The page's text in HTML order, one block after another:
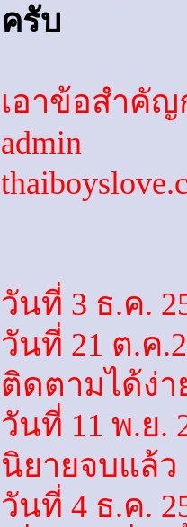
ครับ
เอาข้อสำคั
admin
วันที่ 3 ธ.ค.
วันที่ 21 ต.ค
ติดตามได้ง่า
วันที่ 11 พ.ย.
นิยายจบแล้ว
วันที่ 4 ธ.ค.